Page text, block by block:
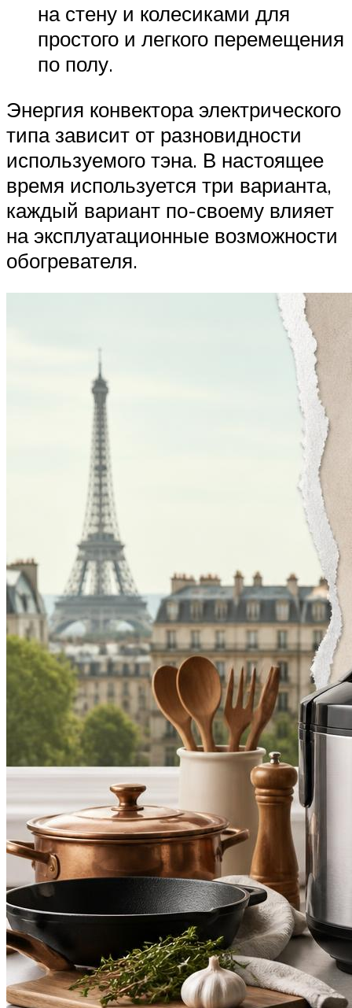
на стену и колесиками для
простого и легкого перемещения
по полу.
Энергия конвектора электрического
типа зависит от разновидности
используемого тэна. В настоящее
время используется три варианта,
каждый вариант по-своему влияет
на эксплуатационные возможности
обогревателя.